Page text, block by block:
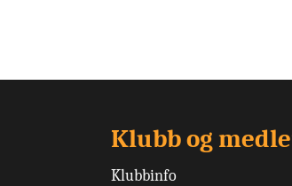
Klubb og
Klubbinfo